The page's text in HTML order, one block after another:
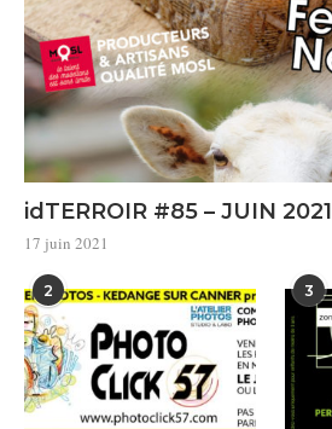
idTERROIR #85 – JUIN 2021
17 juin 2021
2 3